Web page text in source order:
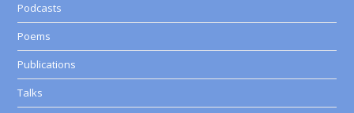
Podcasts
Poems
Publications
Talks